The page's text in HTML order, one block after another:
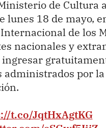
de Cultura
lunes 18 de mayo,
de los
nacionales y
administrados por la
t.co/JqtHxAgtKG